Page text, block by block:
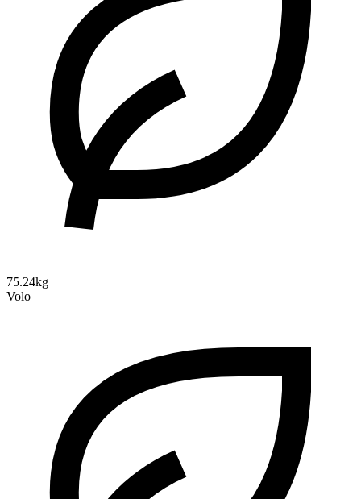
75.24kg
Volo